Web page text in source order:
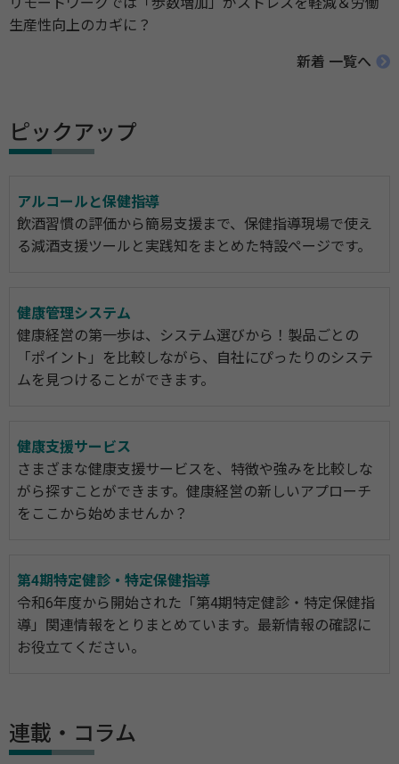
生産性向上のカギに？
新着 一覧へ
ピックアップ
アルコールと保健指導
飲酒習慣の評価から簡易支援まで、保健指導現場で使え
る減酒支援ツールと実践知をまとめた特設ページです。
健康管理システム
健康経営の第一歩は、システム選びから！製品ごとの
「ポイント」を比較しながら、自社にぴったりのシステ
ムを見つけることができます。
健康支援サービス
さまざまな健康支援サービスを、特徴や強みを比較しな
がら探すことができます。健康経営の新しいアプローチ
をここから始めませんか？
第4期特定健診・特定保健指導
令和6年度から開始された「第4期特定健診・特定保健指
導」関連情報をとりまとめています。最新情報の確認に
お役立てください。
連載・コラム